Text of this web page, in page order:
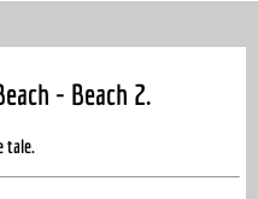
- Beach 2.
tale.